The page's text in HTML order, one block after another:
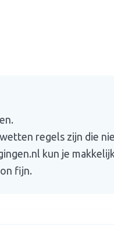
regels zijn die
kun je
fijn.